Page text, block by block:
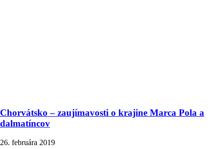
Chorvátsko – zaujímavosti o krajine Marca Pola a
dalmatíncov
26. februára 2019